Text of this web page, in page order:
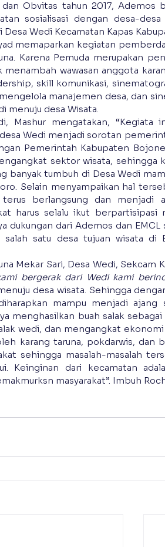
dan Obvitas tahun 2017, Ademos
sosialisasi dengan desa-
Wedi Kecamatan Kapas
memaparkan kegiatan
Karena Pemuda merupakan
wawasan anggota
skill komunikasi,
manajemen desa, dan
menuju desa Wisata.
Mashur mengatakan, “Kegiata
Wedi menjadi sorotan
Pemerintah Kabupaten
sektor wisata, sehingga
banyak tumbuh di Desa Wedi
Selain menyampaikan hal
berlangsung dan menjadi
harus selalu ikut berpartisipasi
dukungan dari Ademos dan EMCL
satu desa tujuan wisata di
Mekar Sari, Desa Wedi, Sekcam
bergerak dari Wedi kami
desa wisata. Sehingga
mampu menjadi ajang
menghasilkan buah salak sebagai
wedi, dan mengangkat ekonomi
karang taruna, pokdarwis, dan
sehingga masalah-masalah
Keinginan dari kecamatan
masyarakat”. Imbuh